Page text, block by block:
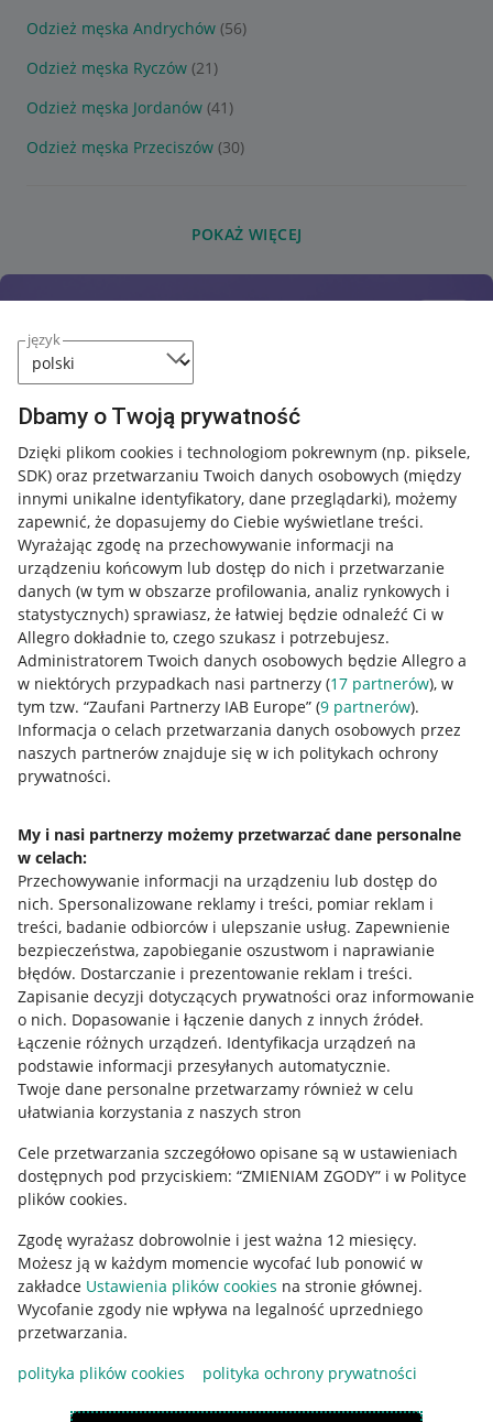
język
Dbamy o Twoją prywatność
Dzięki plikom cookies i technologiom pokrewnym (np. piksele,
SDK) oraz przetwarzaniu Twoich danych osobowych (między
innymi unikalne identyfikatory, dane przeglądarki), możemy
zapewnić, że dopasujemy do Ciebie wyświetlane treści.
Wyrażając zgodę na przechowywanie informacji na
urządzeniu końcowym lub dostęp do nich i przetwarzanie
danych (w tym w obszarze profilowania, analiz rynkowych i
statystycznych) sprawiasz, że łatwiej będzie odnaleźć Ci w
Allegro dokładnie to, czego szukasz i potrzebujesz.
Administratorem Twoich danych osobowych będzie Allegro a
w niektórych przypadkach nasi partnerzy (17 partnerów), w
tym tzw. “Zaufani Partnerzy IAB Europe” (9 partnerów).
Informacja o celach przetwarzania danych osobowych przez
naszych partnerów znajduje się w ich politykach ochrony
prywatności.
My i nasi partnerzy możemy przetwarzać dane personalne
w celach:
Przechowywanie informacji na urządzeniu lub dostęp do
nich. Spersonalizowane reklamy i treści, pomiar reklam i
treści, badanie odbiorców i ulepszanie usług. Zapewnienie
bezpieczeństwa, zapobieganie oszustwom i naprawianie
błędów. Dostarczanie i prezentowanie reklam i treści.
Zapisanie decyzji dotyczących prywatności oraz informowanie
o nich. Dopasowanie i łączenie danych z innych źródeł.
Łączenie różnych urządzeń. Identyfikacja urządzeń na
podstawie informacji przesyłanych automatycznie.
Twoje dane personalne przetwarzamy również w celu
ułatwiania korzystania z naszych stron
Cele przetwarzania szczegółowo opisane są w ustawieniach
dostępnych pod przyciskiem: “ZMIENIAM ZGODY” i w Polityce
plików cookies.
Zgodę wyrażasz dobrowolnie i jest ważna 12 miesięcy.
Możesz ją w każdym momencie wycofać lub ponowić w
zakładce Ustawienia plików cookies na stronie głównej.
Wycofanie zgody nie wpływa na legalność uprzedniego
przetwarzania.
polityka plików cookies
polityka ochrony prywatności
Odzież męska Andrychów (56)
Odzież męska Ryczów (21)
Odzież męska Jordanów (41)
Odzież męska Przeciszów (30)
POKAŻ WIĘCEJ
Przydatne informacje
Jak to działa
Allegro Gadane dla sprzedających
Allegro Gadane dla kupujących
Mapa miejscowości
Informacje prawne
Regulamin
Polityka plików "cookies"
Ustawienia plików "cookies"
Udostępnianie lokalizacji
Informacje dla Aktu o Usługach Cyfrowych
Pobierz aplikację